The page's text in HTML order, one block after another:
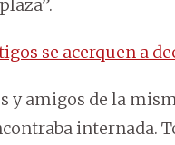
se acerquen a
y amigos de la
internada.